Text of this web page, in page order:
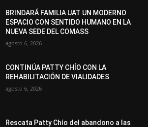
BRINDARÁ FAMILIA UAT UN MODERNO
ESPACIO CON SENTIDO HUMANO EN LA
NUEVA SEDE DEL COMASS
agosto 6, 2026
CONTINÚA PATTY CHÍO CON LA
REHABILITACIÓN DE VIALIDADES
agosto 6, 2026
Rescata Patty Chío del abandono a las